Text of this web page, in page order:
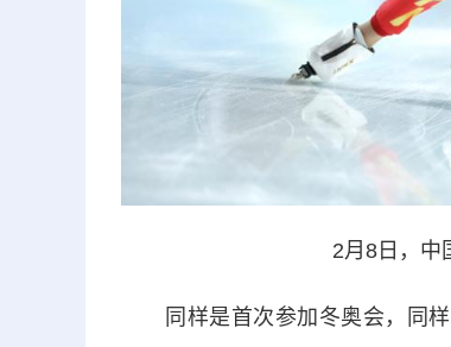
2月8日，中
同样是首次参加冬奥会，同样